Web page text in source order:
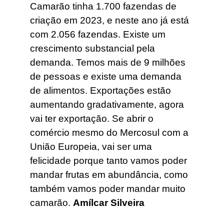
Camarão tinha 1.700 fazendas de
criação em 2023, e neste ano já está
com 2.056 fazendas. Existe um
crescimento substancial pela
demanda. Temos mais de 9 milhões
de pessoas e existe uma demanda
de alimentos. Exportações estão
aumentando gradativamente, agora
vai ter exportação. Se abrir o
comércio mesmo do Mercosul com a
União Europeia, vai ser uma
felicidade porque tanto vamos poder
mandar frutas em abundância, como
também vamos poder mandar muito
camarão. Amílcar Silveira